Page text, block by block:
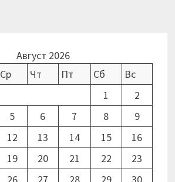
Август 2026
Ср Чт Пт Сб
Вс
1
2
5 6 7 8
9
12 13 14 15
16
19 20 21 22
23
26 27 28 29
30